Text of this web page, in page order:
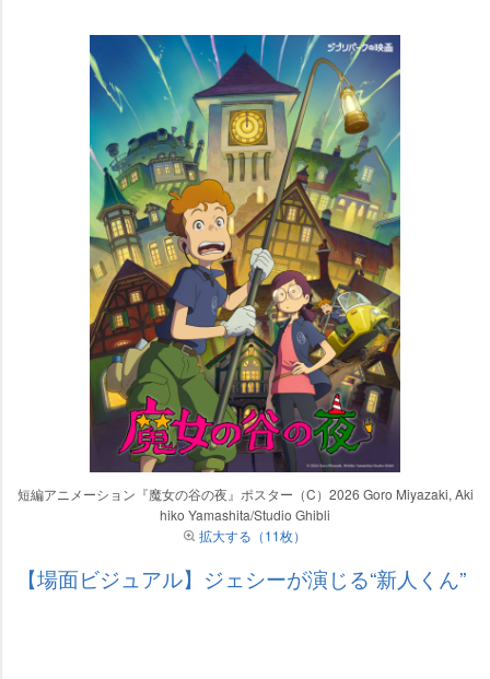
短編アニメーション『魔女の谷の夜』ポスター（C）2026 Goro Miyazaki, Aki
hiko Yamashita/Studio Ghibli
拡大する（11枚）
【場面ビジュアル】ジェシーが演じる“新人くん”